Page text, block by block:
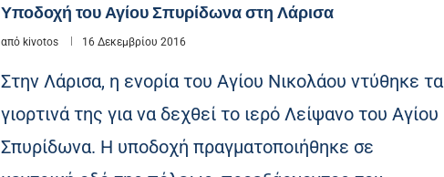
Υποδοχή του Αγίου Σπυρίδωνα στη Λάρισα
από kivotos 16 Δεκεμβρίου 2016
Στην Λάρισα, η ενορία του Αγίου Νικολάου ντύθηκε τα
γιορτινά της για να δεχθεί το ιερό Λείψανο του Αγίου
Σπυρίδωνα. Η υποδοχή πραγματοποιήθηκε σε